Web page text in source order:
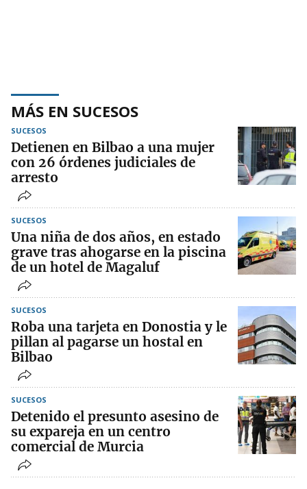
MÁS EN SUCESOS
SUCESOS
Detienen en Bilbao a una mujer
con 26 órdenes judiciales de
arresto
SUCESOS
Una niña de dos años, en estado
grave tras ahogarse en la piscina
de un hotel de Magaluf
SUCESOS
Roba una tarjeta en Donostia y le
pillan al pagarse un hostal en
Bilbao
SUCESOS
Detenido el presunto asesino de
su expareja en un centro
comercial de Murcia